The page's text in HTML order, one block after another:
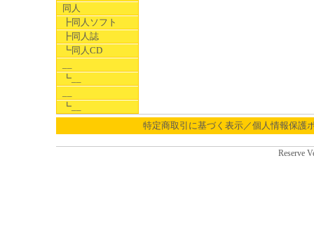
同人
┣同人ソフト
┣同人誌
┗同人CD
┗__
┗__
特定商取引に基づく表示／個人情報保護
Reserve